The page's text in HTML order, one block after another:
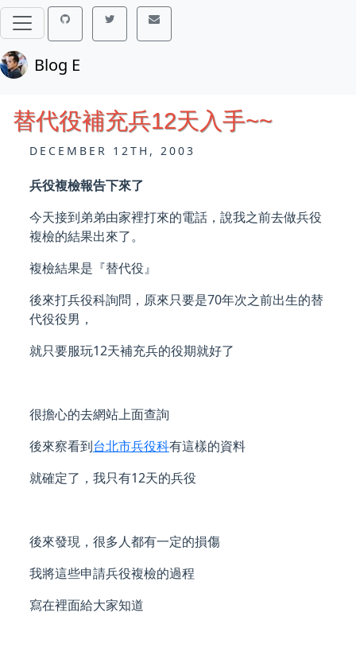
Blog E
替代役補充兵12天入手~~
DECEMBER 12TH, 2003
兵役複檢報告下來了
今天接到弟弟由家裡打來的電話，說我之前去做兵役
複檢的結果出來了。
複檢結果是『替代役』
後來打兵役科詢問，原來只要是70年次之前出生的替
代役役男，
就只要服玩12天補充兵的役期就好了
很擔心的去網站上面查詢
後來察看到台北市兵役科有這樣的資料
就確定了，我只有12天的兵役
後來發現，很多人都有一定的損傷
我將這些申請兵役複檢的過程
寫在裡面給大家知道